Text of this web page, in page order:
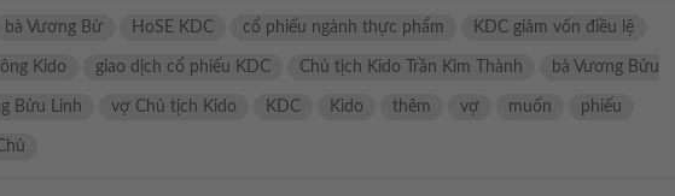
bà Vương Bử HoSE KDC cổ phiếu ngành thực phẩm KDC giảm vốn điều lệ
Kido giao dịch cổ phiếu KDC Chủ tịch Kido Trần Kim Thành bà Vương Bửu
Bửu Linh vợ Chủ tịch Kido KDC Kido thêm vợ muốn phiếu